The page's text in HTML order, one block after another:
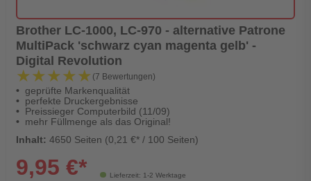
Brother LC-1000, LC-970 - alternative Patrone
MultiPack 'schwarz cyan magenta gelb' -
Digital Revolution
★★★★★
★★★★★ (7 Bewertungen)
geprüfte Markenqualität
perfekte Druckergebnisse
Preissieger Computerbild (11/09)
mehr Füllmenge als das Original!
Inhalt: 4650 Seiten (0,21 €* / 100 Seiten)
Lieferzeit: 1-2 Werktage
9,95 €*